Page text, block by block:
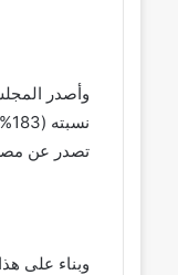
تصدر عن
وبناء على